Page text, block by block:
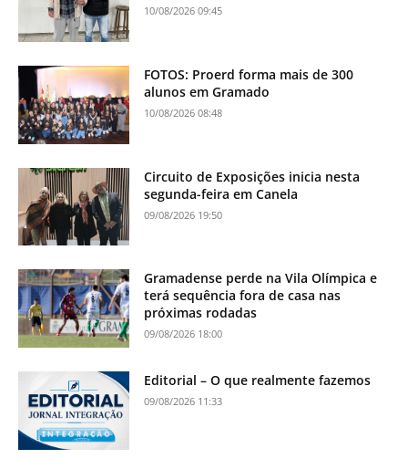
10/08/2026 09:45
FOTOS: Proerd forma mais de 300
alunos em Gramado
10/08/2026 08:48
Circuito de Exposições inicia nesta
segunda-feira em Canela
09/08/2026 19:50
Gramadense perde na Vila Olímpica e
terá sequência fora de casa nas
próximas rodadas
09/08/2026 18:00
Editorial – O que realmente fazemos
09/08/2026 11:33